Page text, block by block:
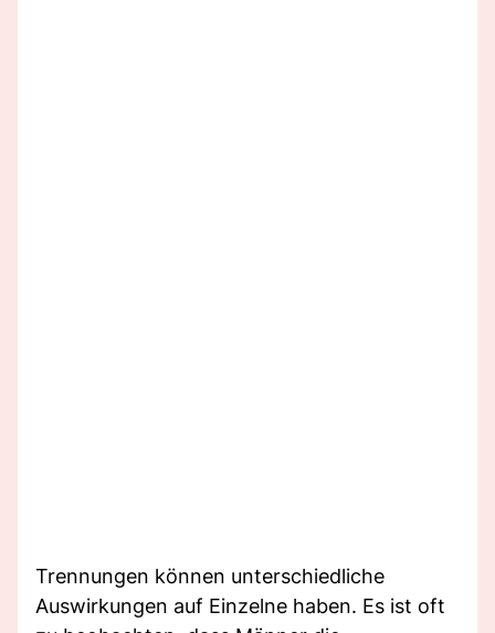
Trennungen können unterschiedliche
Auswirkungen auf Einzelne haben. Es ist oft